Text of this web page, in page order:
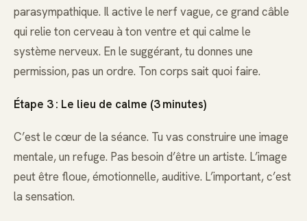
parasympathique. Il active le nerf vague, ce grand câble
qui relie ton cerveau à ton ventre et qui calme le
système nerveux. En le suggérant, tu donnes une
permission, pas un ordre. Ton corps sait quoi faire.
Étape 3 : Le lieu de calme (3 minutes)
C’est le cœur de la séance. Tu vas construire une image
mentale, un refuge. Pas besoin d’être un artiste. L’image
peut être floue, émotionnelle, auditive. L’important, c’est
la sensation.